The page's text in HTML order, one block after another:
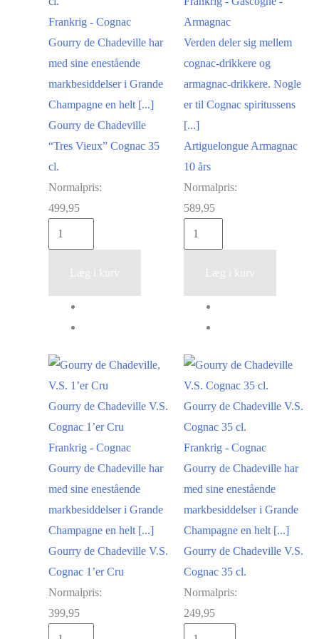
Frankrig - Cognac
Gourry de Chadeville har
med sine enestående
markbesiddelser i Grande
Champagne en helt [...]
Gourry de Chadeville
“Tres Vieux” Cognac 35
cl.
Normalpris:
499,95
Gourry
de
Chadeville
Vieux"
Cognac
35
Læg i kurv
Armagnac
Verden deler sig mellem
cognac-drikkere og
armagnac-drikkere. Nogle
er til Cognac spiritussens
[...]
Artiguelongue Armagnac
10 års
Normalpris:
589,95
Artiguelongue
Armagnac
Læg i kurv
Gourry de Chadeville V.S.
Cognac 1’er Cru
Frankrig - Cognac
Gourry de Chadeville har
med sine enestående
markbesiddelser i Grande
Champagne en helt [...]
Gourry de Chadeville V.S.
Cognac 1’er Cru
Normalpris:
399,95
Gourry
Gourry de Chadeville V.S.
Cognac 35 cl.
Frankrig - Cognac
Gourry de Chadeville har
med sine enestående
markbesiddelser i Grande
Champagne en helt [...]
Gourry de Chadeville V.S.
Cognac 35 cl.
Normalpris:
249,95
Gourry